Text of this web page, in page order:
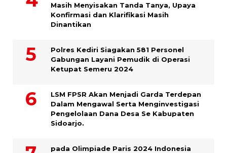
Masih Menyisakan Tanda Tanya, Upaya
Konfirmasi dan Klarifikasi Masih
Dinantikan
Polres Kediri Siagakan 581 Personel
Gabungan Layani Pemudik di Operasi
Ketupat Semeru 2024
LSM FPSR Akan Menjadi Garda Terdepan
Dalam Mengawal Serta Menginvestigasi
Pengelolaan Dana Desa Se Kabupaten
Sidoarjo.
pada Olimpiade Paris 2024 Indonesia